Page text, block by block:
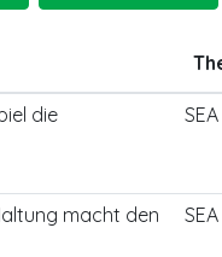
die
SEA
macht den
SEA